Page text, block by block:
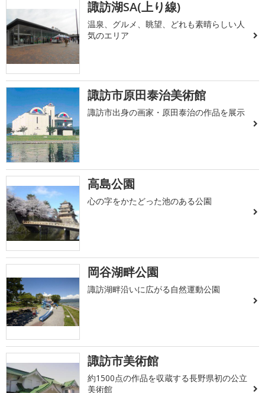
諏訪湖SA(上り線)
温泉、グルメ、眺望、どれも素晴らしい人
気のエリア
諏訪市原田泰治美術館
諏訪市出身の画家・原田泰治の作品を展示
高島公園
心の字をかたどった池のある公園
岡谷湖畔公園
諏訪湖畔沿いに広がる自然運動公園
諏訪市美術館
約1500点の作品を収蔵する長野県初の公立
美術館